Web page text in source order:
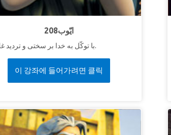
208ایّوب
با توکّل به خدا بر سختی و تردید غلبه کنید.
이 강좌에 들어가려면 클릭